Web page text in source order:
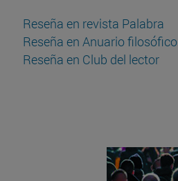
Reseña en revista Palabra
Reseña en Anuario filosófico
Reseña en Club del lector